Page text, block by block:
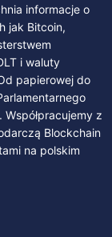
informacje o
jak Bitcoin,
i waluty
papierowej do
z
Blockchain
na polskim